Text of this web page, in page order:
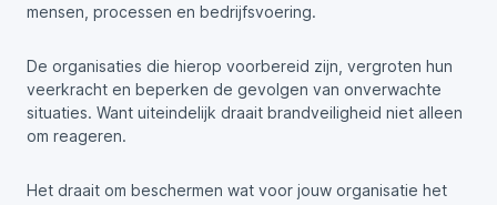
mensen, processen en bedrijfsvoering.
De organisaties die hierop voorbereid zijn, vergroten hun
veerkracht en beperken de gevolgen van onverwachte
situaties. Want uiteindelijk draait brandveiligheid niet alleen
om reageren.
Het draait om beschermen wat voor jouw organisatie het